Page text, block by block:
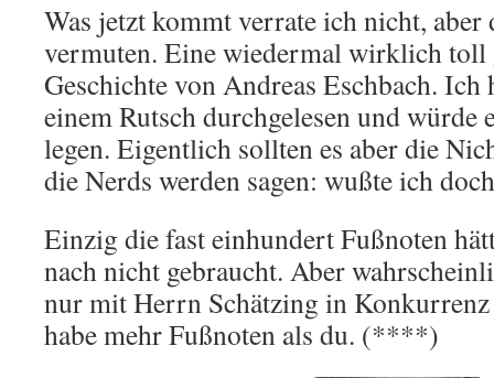
Was jetzt kommt verrate ich nicht, aber
vermuten. Eine wiedermal wirklich toll
Geschichte von Andreas Eschbach. Ich
einem Rutsch durchgelesen und würde
legen. Eigentlich sollten es aber die
die Nerds werden sagen: wußte ich
Einzig die fast einhundert Fußnoten
nach nicht gebraucht. Aber
nur mit Herrn Schätzing in
habe mehr Fußnoten als du. (****)